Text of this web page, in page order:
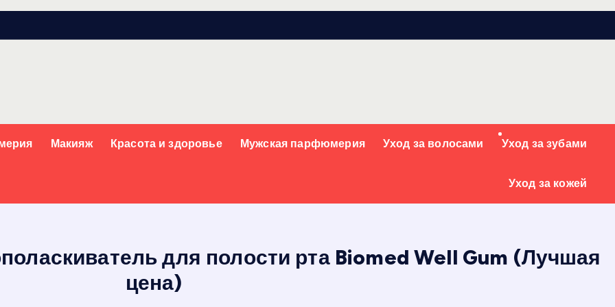
Макияж Красота и здоровье Мужская парфюмерия Уход за волосами Уход за зубами
Уход за кожей
для полости рта Biomed Well Gum (Лучшая
цена)